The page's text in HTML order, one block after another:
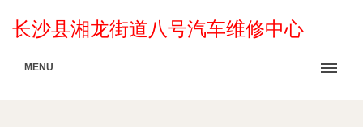
长沙县湘龙街道八号汽车维修中心
MENU